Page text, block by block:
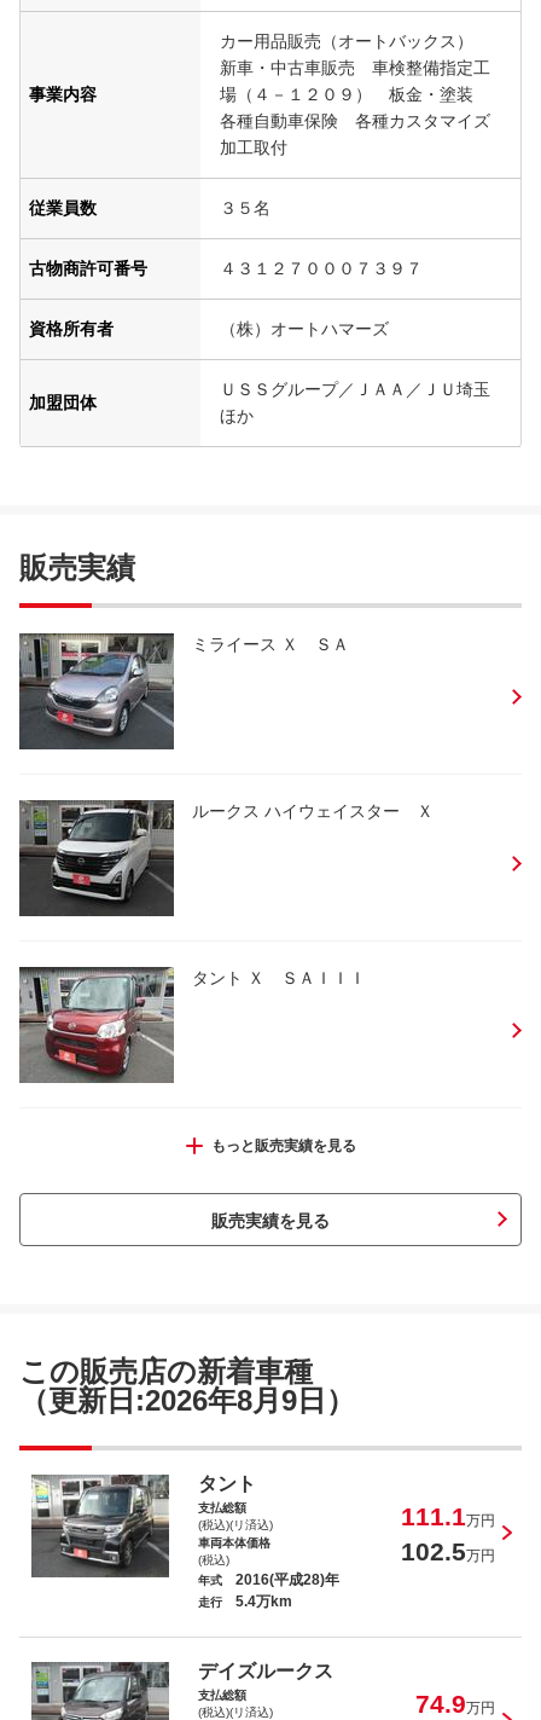
事業内容
カー用品販売（オートバックス）
新車・中古車販売 車検整備指定工
場（４－１２０９） 板金・塗装
各種自動車保険 各種カスタマイズ
加工取付
従業員数 ３５名
古物商許可番号 ４３１２７０００７３９７
資格所有者 （株）オートハマーズ
加盟団体
ＵＳＳグループ／ＪＡＡ／ＪＵ埼玉
ほか
販売実績
ミライース Ｘ ＳＡ
ルークス ハイウェイスター Ｘ
タント Ｘ ＳＡＩＩＩ
タント カスタムＲＳ
アトレーワゴン カスタムターボＲ
もっと販売実績を見る
販売実績を見る
この販売店の新着車種
（更新日:2026年8月9日）
タント
支払総額
(税込)(リ済込)
111.1万円
車両本体価格
(税込)
102.5万円
年式 2016(平成28)年
走行 5.4万km
デイズルークス
支払総額
(税込)(リ済込)
74.9万円